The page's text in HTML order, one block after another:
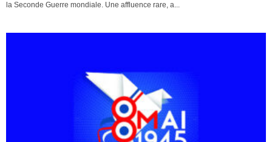
la Seconde Guerre mondiale. Une affluence rare, a...